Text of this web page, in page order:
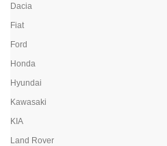
Dacia
Fiat
Ford
Honda
Hyundai
Kawasaki
KIA
Land Rover